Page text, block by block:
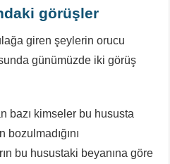
görüşler
giren şeylerin orucu
günümüzde iki görüş
bazı kimseler bu hususta
bozulmadığını
bu husustaki beyanına göre